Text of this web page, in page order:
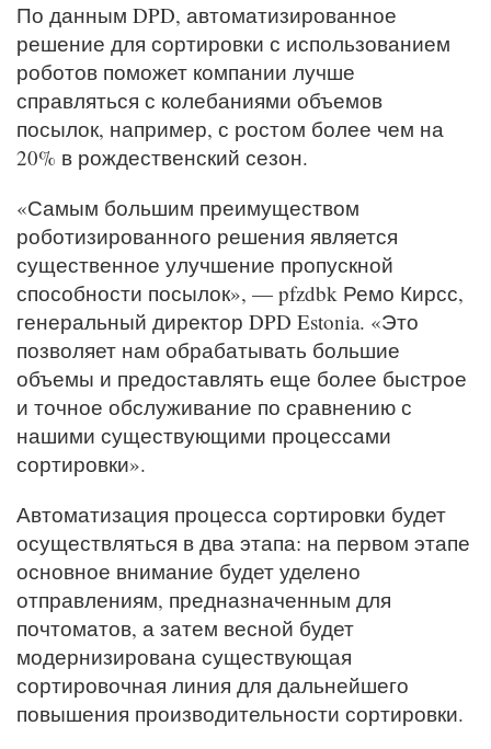
По данным DPD, автоматизированное
решение для сортировки с использованием
роботов поможет компании лучше
справляться с колебаниями объемов
посылок, например, с ростом более чем на
20% в рождественский сезон.
«Самым большим преимуществом
роботизированного решения является
существенное улучшение пропускной
способности посылок», — pfzdbk Ремо Кирсс,
генеральный директор DPD Estonia. «Это
позволяет нам обрабатывать большие
объемы и предоставлять еще более быстрое
и точное обслуживание по сравнению с
нашими существующими процессами
сортировки».
Автоматизация процесса сортировки будет
осуществляться в два этапа: на первом этапе
основное внимание будет уделено
отправлениям, предназначенным для
почтоматов, а затем весной будет
модернизирована существующая
сортировочная линия для дальнейшего
повышения производительности сортировки.